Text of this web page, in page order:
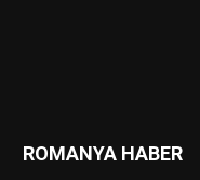
ROMANYA HABER